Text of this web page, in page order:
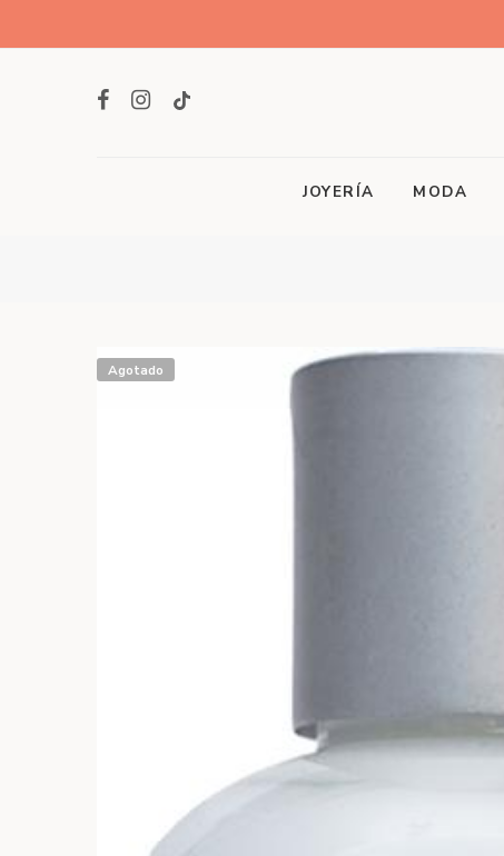
JOYERÍA MODA
Agotado